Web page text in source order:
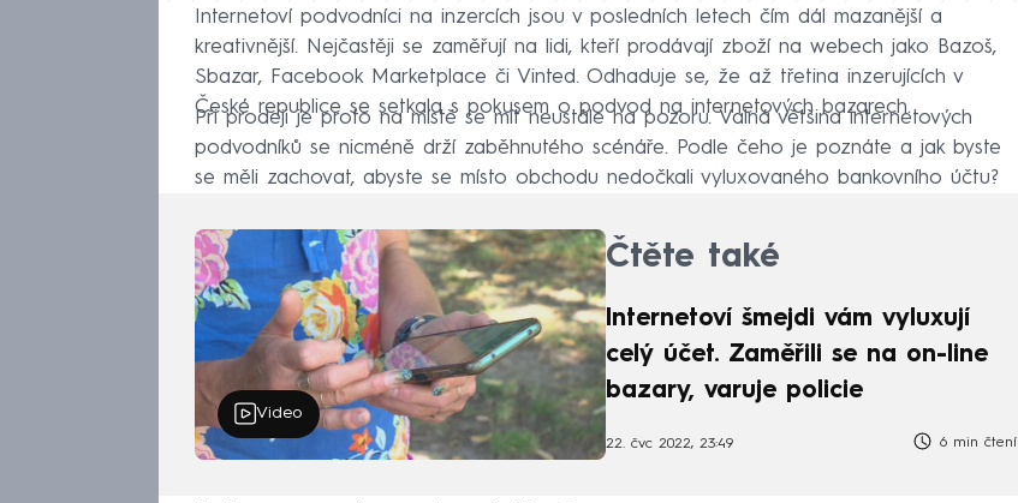
Internetoví podvodníci na inzercích jsou v posledních letech čím dál mazanější a
kreativnější. Nejčastěji se zaměřují na lidi, kteří prodávají zboží na webech jako Bazoš,
Sbazar, Facebook Marketplace či Vinted. Odhaduje se, že až třetina inzerujících v
České republice se setkala s pokusem o podvod na internetových bazarech.
Při prodeji je proto na místě se mít neustále na pozoru. Valná většina internetových
podvodníků se nicméně drží zaběhnutého scénáře. Podle čeho je poznáte a jak byste
se měli zachovat, abyste se místo obchodu nedočkali vyluxovaného bankovního účtu?
Video
Čtěte také
Internetoví šmejdi vám vyluxují
celý účet. Zaměřili se na on-line
bazary, varuje policie
22. čvc 2022, 23:49 6 min čtení